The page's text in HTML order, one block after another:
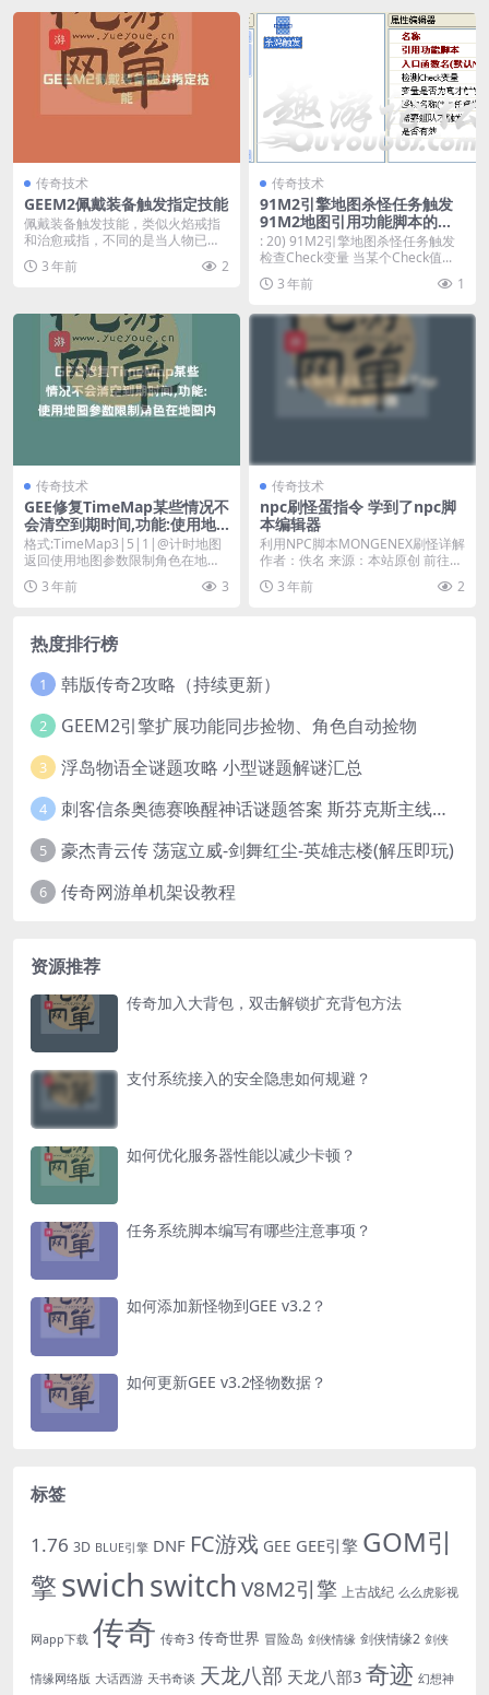
传奇技术
GEEM2佩戴装备触发指定技能
佩戴装备触发技能，类似火焰戒指
和治愈戒指，不同的是当人物已经
学习了技能则不触发增...
3 年前 2
传奇技术
91M2引擎地图杀怪任务触发
91M2地图引用功能脚本的方
法
: 20) 91M2引擎地图杀怪任务触发
检查Check变量 当某个Check值...
3 年前
1
传奇技术
GEE修复TimeMap某些情况不
会清空到期时间,功能:使用地
图参数限制角色在地图内时间
格式:TimeMap3|5|1|@计时地图
返回使用地图参数限制角色在地图
内时间,...
3 年前 3
传奇技术
npc刷怪蛋指令 学到了npc脚
本编辑器
利用NPC脚本MONGENEX刷怪详解
作者：佚名 来源：本站原创 前往
数：更新时...
3 年前 2
热度排行榜
1 韩版传奇2攻略（持续更新）
2 GEEM2引擎扩展功能同步捡物、角色自动捡物
3 浮岛物语全谜题攻略 小型谜题解谜汇总
4 刺客信条奥德赛唤醒神话谜题答案 斯芬克斯主线攻略
5 豪杰青云传 荡寇立威-剑舞红尘-英雄志楼(解压即玩)
6 传奇网游单机架设教程
资源推荐
传奇加入大背包，双击解锁扩充背包方法
支付系统接入的安全隐患如何规避？
如何优化服务器性能以减少卡顿？
任务系统脚本编写有哪些注意事项？
如何添加新怪物到GEE v3.2？
如何更新GEE v3.2怪物数据？
标签
1.76 3D BLUE引擎 DNF FC游戏 GEE GEE引擎 GOM引
擎swichswitchV8M2引擎 上古战纪 么么虎影视
网app下载 传奇 传奇3 传奇世界 冒险岛 剑侠情缘 剑侠情缘2 剑侠
情缘网络版 大话西游 天书奇谈 天龙八部 天龙八部3 奇迹 幻想神